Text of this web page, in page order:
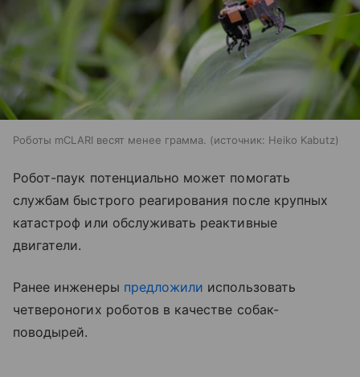
Роботы mCLARI весят менее грамма. источник: Heiko Kabutz
Робот-паук потенциально может помогать
службам быстрого реагирования после крупных
катастроф или обслуживать реактивные
двигатели.
Ранее инженеры предложили использовать
четвероногих роботов в качестве собак-
поводырей.